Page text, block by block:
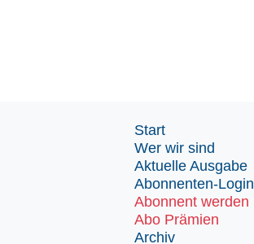
Start
Wer wir sind
Aktuelle Ausgabe
Abonnenten-Login
Abonnent werden
Abo Prämien
Archiv